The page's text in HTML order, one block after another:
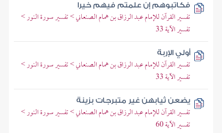
فكاتبوهم إن علمتم فيهم خيرا
تفسير القرآن للإمام عبد الرزاق بن همام الصنعاني > تفسير سورة النور >
تفسير الآية 33
أولي الإربة
تفسير القرآن للإمام عبد الرزاق بن همام الصنعاني > تفسير سورة النور >
تفسير الآية 33
يضعن ثيابهن غير متبرجات بزينة
تفسير القرآن للإمام عبد الرزاق بن همام الصنعاني > تفسير سورة النور >
تفسير الآية 60